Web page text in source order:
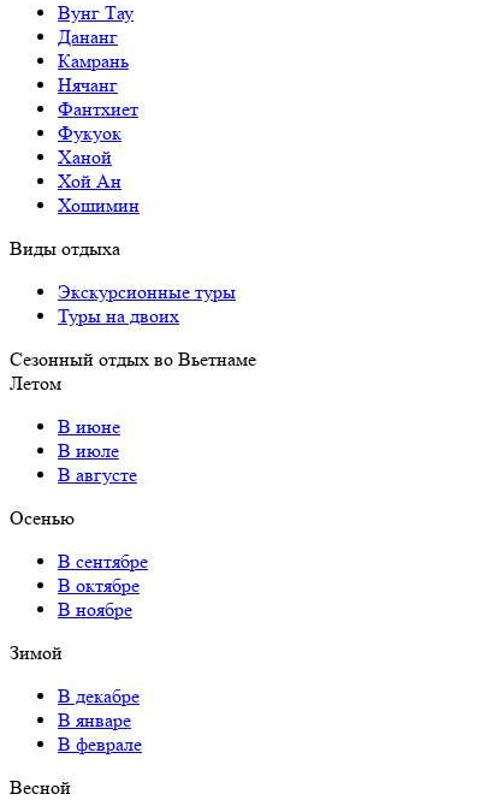
Вунг Тау
Дананг
Камрань
Нячанг
Фантхиет
Фукуок
Ханой
Хой Ан
Хошимин
Виды отдыха
Экскурсионные туры
Туры на двоих
Сезонный отдых во Вьетнаме
Летом
В июне
В июле
В августе
Осенью
В сентябре
В октябре
В ноябре
Зимой
В декабре
В январе
В феврале
Весной